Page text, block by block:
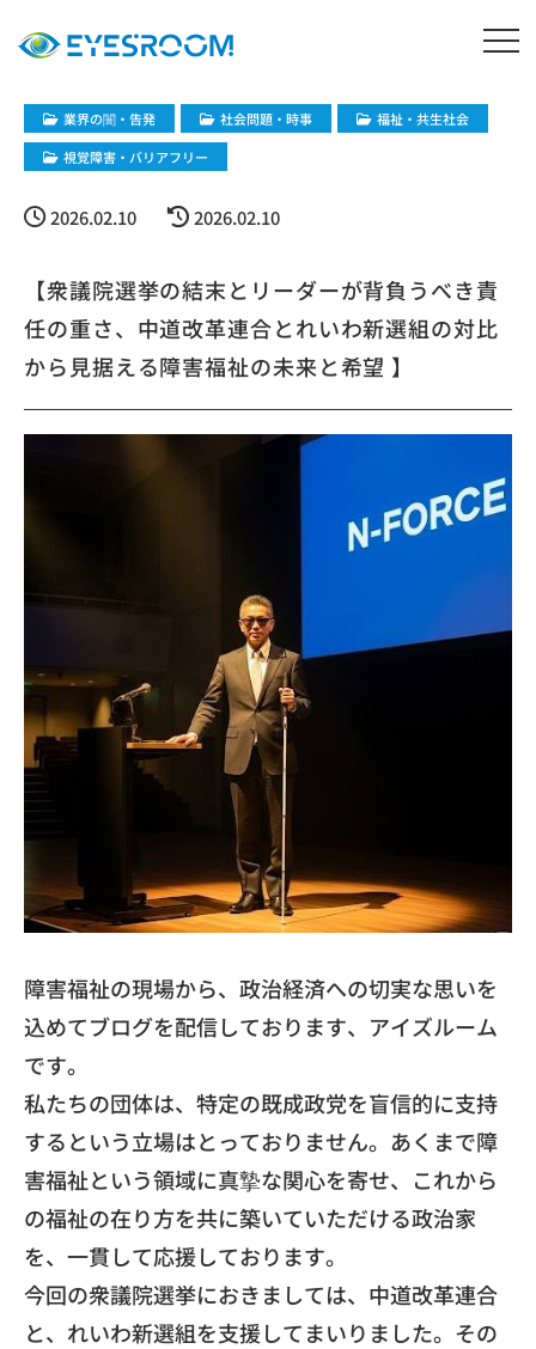
業界の闇・告発 社会問題・時事
福祉・共生社会
視覚障害・バリアフリー
2026.02.10 2026.02.10
【衆議院選挙の結末とリーダーが背負うべき責
任の重さ、中道改革連合とれいわ新選組の対比
から見据える障害福祉の未来と希望 】
​障害福祉の現場から、 政治経済への切実な思いを
込めてブログを配信しております、 アイズルーム
です。
​私たちの団体は、 特定の既成政党を盲信的に支持
するという立場はとっておりません。あくまで障
害福祉という領域に真摯な関心を寄せ、 これから
の福祉の在り方を共に築いていただける政治家
を、 一貫して応援しております。
​今回の衆議院選挙におきましては、中道改革連合
と、 れいわ新選組を支援してまいりました。その